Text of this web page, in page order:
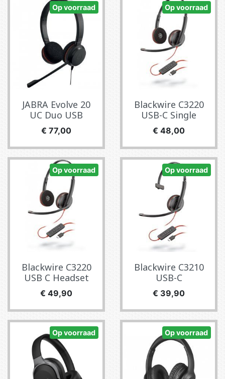
Op voorraad
JABRA Evolve 20
UC Duo USB
Prijs
€ 77,00
Op voorraad
Blackwire C3220
USB-C Single
Prijs
€ 48,00
Op voorraad
Blackwire C3220
USB C Headset
Prijs
€ 49,90
Op voorraad
Blackwire C3210
USB-C
Prijs
€ 39,90
Op voorraad Op voorraad